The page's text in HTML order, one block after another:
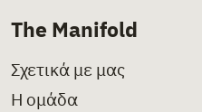
The Manifold
Σχετικά με μας
Η ομάδα